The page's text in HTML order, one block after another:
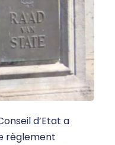
d’Etat a
règlement